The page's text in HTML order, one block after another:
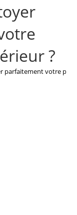
?
parfaitement votre